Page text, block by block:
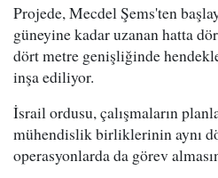
Projede, Mecdel Şems'ten
güneyine kadar uzanan hatta
dört metre genişliğinde
inşa ediliyor.
İsrail ordusu, çalışmaların
mühendislik birliklerinin aynı
operasyonlarda da görev